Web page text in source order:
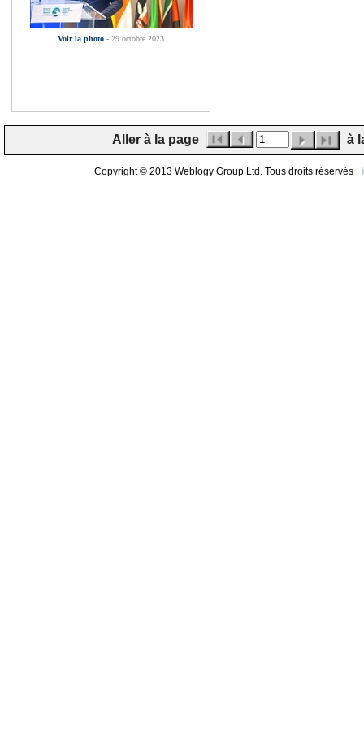
Voir la photo - 29 octobre 2023
Aller à la page à
Copyright © 2013 Weblogy Group Ltd. Tous droits réservés |